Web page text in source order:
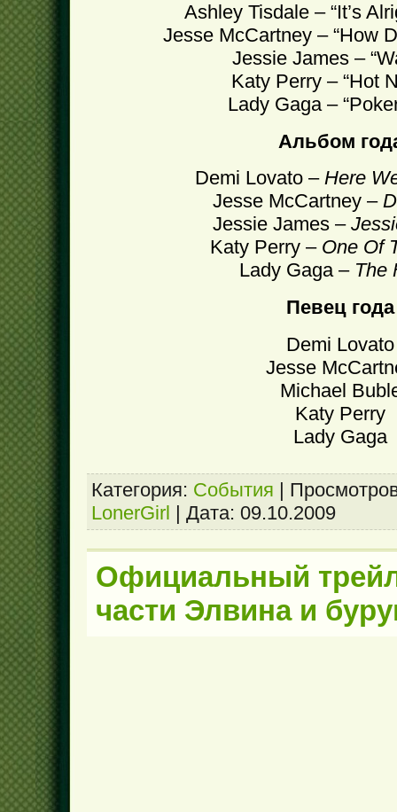
Ashley Tisdale – “It’s
Jesse McCartney – “How
Jessie James –
Katy Perry – “Hot
Lady Gaga –
Альбом
Demi Lovato – Here
Jesse McCartney –
Jessie James –
Katy Perry – One Of
Lady Gaga – The
Певец года
Demi Lovato
Jesse
Michael
Katy Perry
Lady Gaga
Категория: События |
LonerGirl | Дата: 09.10.2009
Официальный
части Элвина и